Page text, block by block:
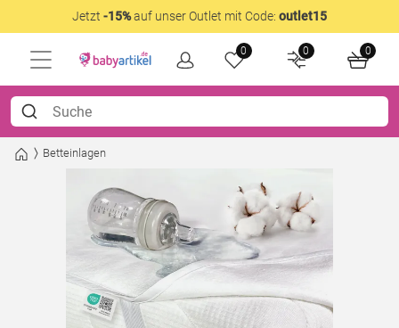
Jetzt -15%auf unser Outlet mit Code: outlet15
0 0 0
Betteinlagen